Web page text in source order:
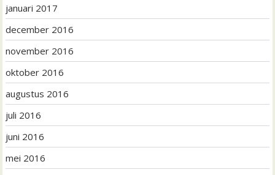
januari 2017
december 2016
november 2016
oktober 2016
augustus 2016
juli 2016
juni 2016
mei 2016